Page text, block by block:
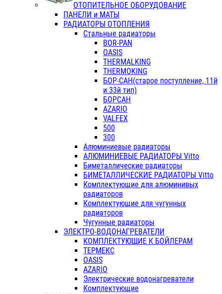
ОТОПИТЕЛЬНОЕ ОБОРУДОВАНИЕ
ПАНЕЛИ и МАТЫ
РАДИАТОРЫ ОТОПЛЕНИЯ
Стальные радиаторы
BOR-PAN
OASIS
THERMALKING
THERMOKING
БОР-САН(старое поступление, 11й
и 33й тип)
БОРСАН
AZARIO
VALFEX
500
300
Алюминиевые радиаторы
АЛЮМИНИЕВЫЕ РАДИАТОРЫ Vitto
Биметаллические радиаторы
БИМЕТАЛЛИЧЕСКИЕ РАДИАТОРЫ Vitto
Комплектующие для алюминивых
радиаторов
Комплектующие для чугунных
радиаторов
Чугунные радиаторы
ЭЛЕКТРО-ВОДОНАГРЕВАТЕЛИ
КОМПЛЕКТУЮЩИЕ К БОЙЛЕРАМ
ТЕРМЕКС
OASIS
AZARIO
Электрические водонагреватели
Комплектующие